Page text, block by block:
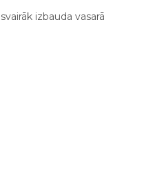
izbauda vasarā